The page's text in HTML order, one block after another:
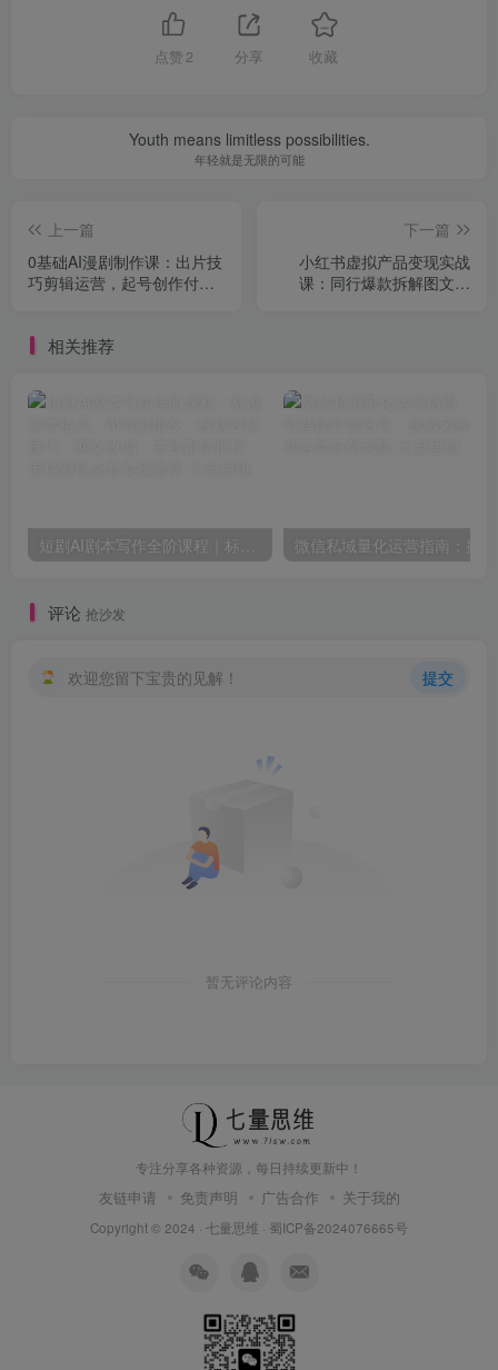
点赞 2 分享 收藏
Youth means limitless possibilities.
年轻就是无限的可能
上一篇
0基础AI漫剧制作课：出片技
巧剪辑运营，起号创作付费
下一篇
小红书虚拟产品变现实战
课：同行爆款拆解图文起
相关推荐
评论 抢沙发
欢迎您留下宝贵的见解！ 提交
暂无评论内容
专注分享各种资源，每日持续更新中！
友链申请 免责声明 广告合作 关于我的
Copyright © 2024 · 七量思维 · 蜀ICP备2024076665号